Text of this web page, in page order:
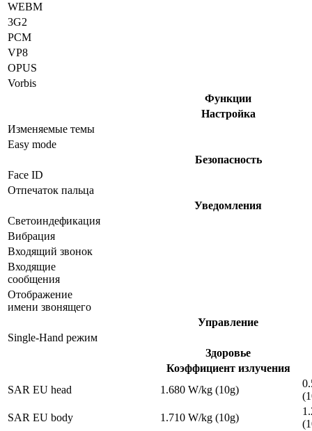
WEBM
3G2
PCM
VP8
OPUS
Vorbis
Функции
Настройка
Изменяемые темы
Easy mode
Безопасность
Face ID
Отпечаток пальца
Уведомления
Светоиндефикация
Вибрация
Входящий звонок
Входящие
сообщения
Отображение
имени звонящего
Управление
Single-Hand режим
Здоровье
Коэффициент излучения
SAR EU head
1.680 W/kg (10g)
SAR EU body
1.710 W/kg (10g)